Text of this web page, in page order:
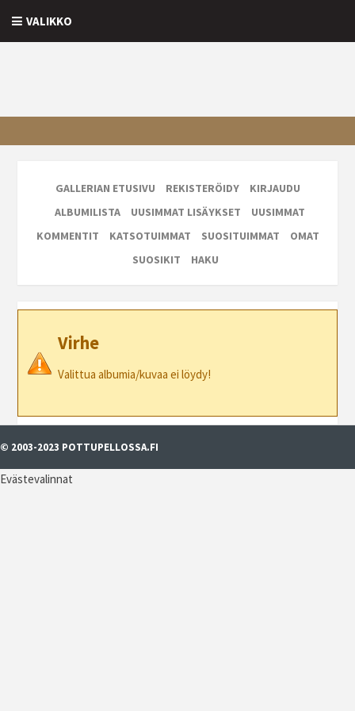
VALIKKO
GALLERIAN ETUSIVU REKISTERÖIDY
KIRJAUDU
ALBUMILISTA
UUSIMMAT LISÄYKSET
UUSIMMAT
KOMMENTIT
KATSOTUIMMAT SUOSITUIMMAT
OMAT
SUOSIKIT
HAKU
Virhe
Valittua albumia/kuvaa ei löydy!
© 2003-2023 POTTUPELLOSSA.FI
Evästevalinnat